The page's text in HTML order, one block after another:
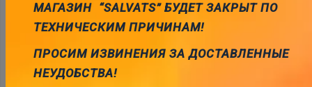
SAISTĪTIE PRODUKTI
МАГАЗИН “SALVATS” БУДЕТ ЗАКРЫТ ПО
ТЕХНИЧЕСКИМ ПРИЧИНАМ!
ПРОСИМ ИЗВИНЕНИЯ ЗА ДОСТАВЛЕННЫЕ
НЕУДОБСТВА!